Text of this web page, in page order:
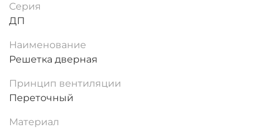
Серия
ДП
Наименование
Решетка дверная
Принцип вентиляции
Переточный
Материал